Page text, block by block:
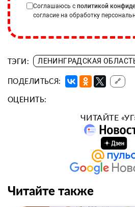
Соглашаюсь с политикой
согласие на обработку
ТЭГИ: ЛЕНИНГРАДСКАЯ
ПОДЕЛИТЬСЯ: 🔗
ОЦЕНИТЬ:
ЧИТАЙТЕ
Читайте также